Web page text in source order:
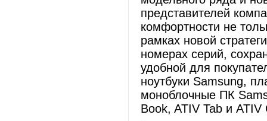
представителей
комфортности не
рамках новой
номерах серий,
удобной для
ноутбуки Samsung,
моноблочные ПК
Book, ATIV Tab и ATIV